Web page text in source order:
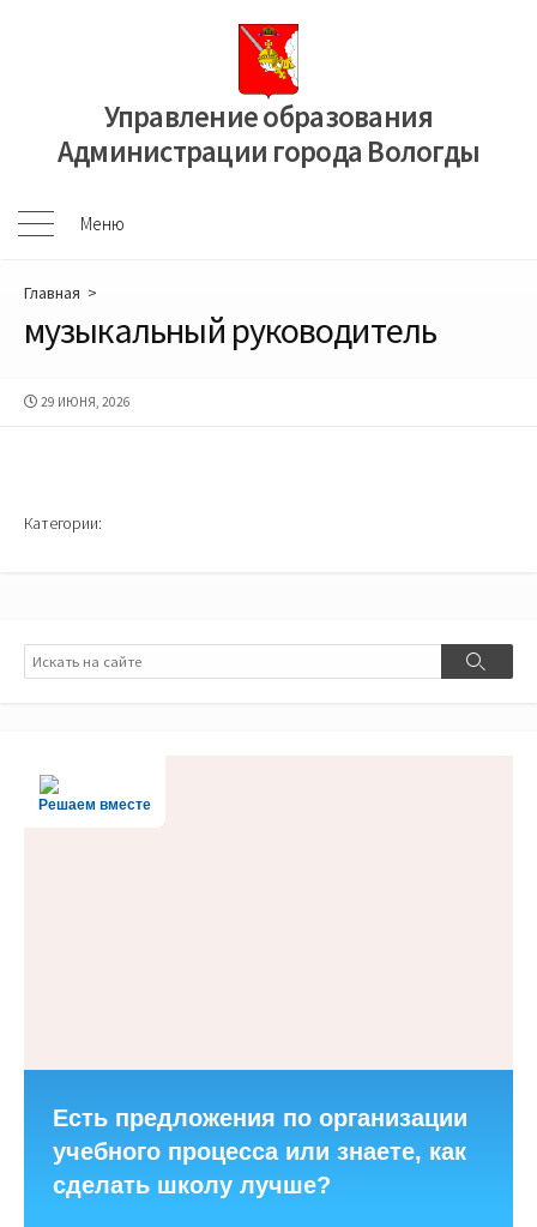
Управление образования
Администрации города Вологды
Меню
Меню
Главная >
музыкальный руководитель
ДАТА
29 ИЮНЯ, 2026
Категории:
Поиск
Поиск
Решаем вместе
Есть предложения по организации
учебного процесса или знаете, как
сделать школу лучше?